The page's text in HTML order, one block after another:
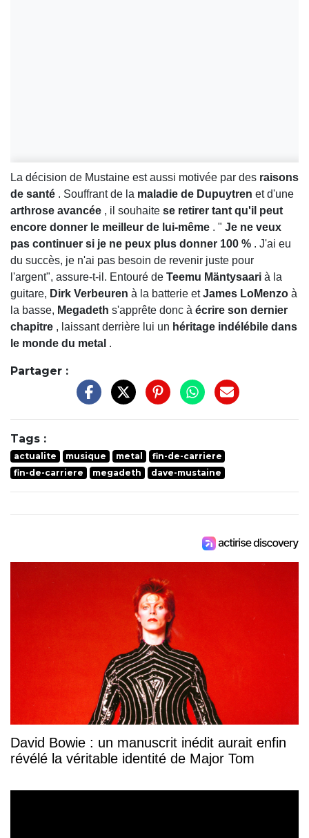
La décision de Mustaine est aussi motivée par des raisons
de santé . Souffrant de la maladie de Dupuytren et d'une
arthrose avancée , il souhaite se retirer tant qu'il peut
encore donner le meilleur de lui-même . " Je ne veux
pas continuer si je ne peux plus donner 100 % . J'ai eu
du succès, je n'ai pas besoin de revenir juste pour
l'argent", assure-t-il. Entouré de Teemu Mäntysaari à la
guitare, Dirk Verbeuren à la batterie etJames LoMenzo à
la basse, Megadeth s'apprête donc à écrire son dernier
chapitre , laissant derrière lui un héritage indélébile dans
le monde du metal .
Partager :
Tags :
actualite musique metal
fin-de-carriere
fin-de-carriere
megadeth dave-mustaine
David Bowie : un manuscrit inédit aurait enfin
révélé la véritable identité de Major Tom